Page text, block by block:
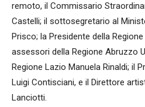
remoto, il Commissario
Castelli; il sottosegretario al
Prisco; la Presidente della
assessori della Regione Abruzzo
Regione Lazio Manuela Rinaldi; il
Luigi Contisciani, e il Direttore
Lanciotti.